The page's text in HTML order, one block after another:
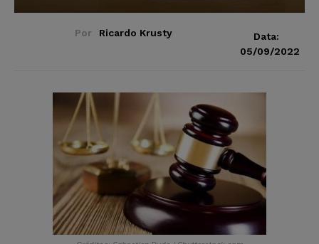
Por Ricardo Krusty
Data:
05/09/2022